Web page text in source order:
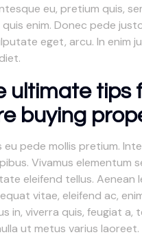
eu, pretium quis,
enim. Donec pede
eget, arcu. In enim
ultimate tips
buying
eu pede mollis pretium.
Vivamus elementum
eleifend tellus. Aenean
vitae, eleifend ac,
in, viverra quis, feugiat a,
ut metus varius laoreet.